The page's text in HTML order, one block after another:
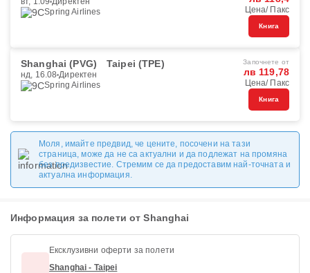
Spring Airlines
Цена/ Пакс
Книга
Shanghai (PVG) Taipei (TPE)
нд, 16.08 Директен
Spring Airlines
Започнете от
лв 119,78
Цена/ Пакс
Книга
Моля, имайте предвид, че цените, посочени на тази
страница, може да не са актуални и да подлежат на промяна
без предизвестие. Стремим се да предоставим най-точната и
актуална информация.
Информация за полети от Shanghai
Ексклузивни оферти за полети
Shanghai - Taipei